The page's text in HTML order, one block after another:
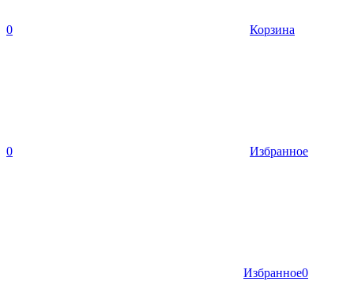
0 Корзина
0 Избранное
Избранное0